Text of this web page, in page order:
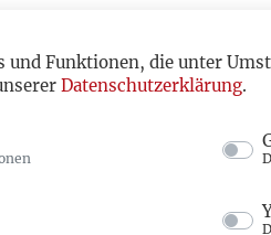
und Funktionen, die unter
Datenschutzerklärung.